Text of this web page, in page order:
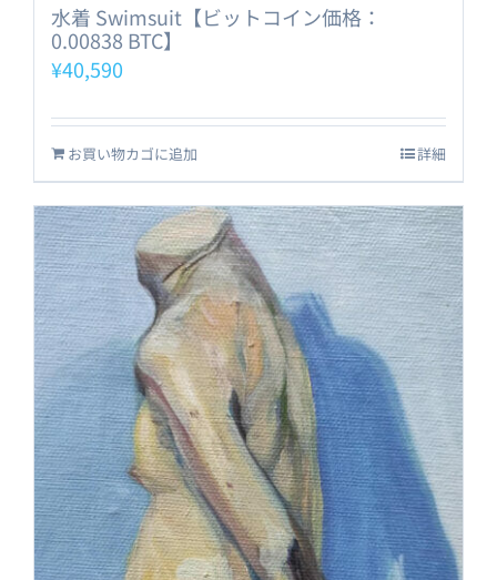
水着 Swimsuit【ビットコイン価格：
0.00838 BTC】
¥40,590
お買い物カゴに追加 詳細